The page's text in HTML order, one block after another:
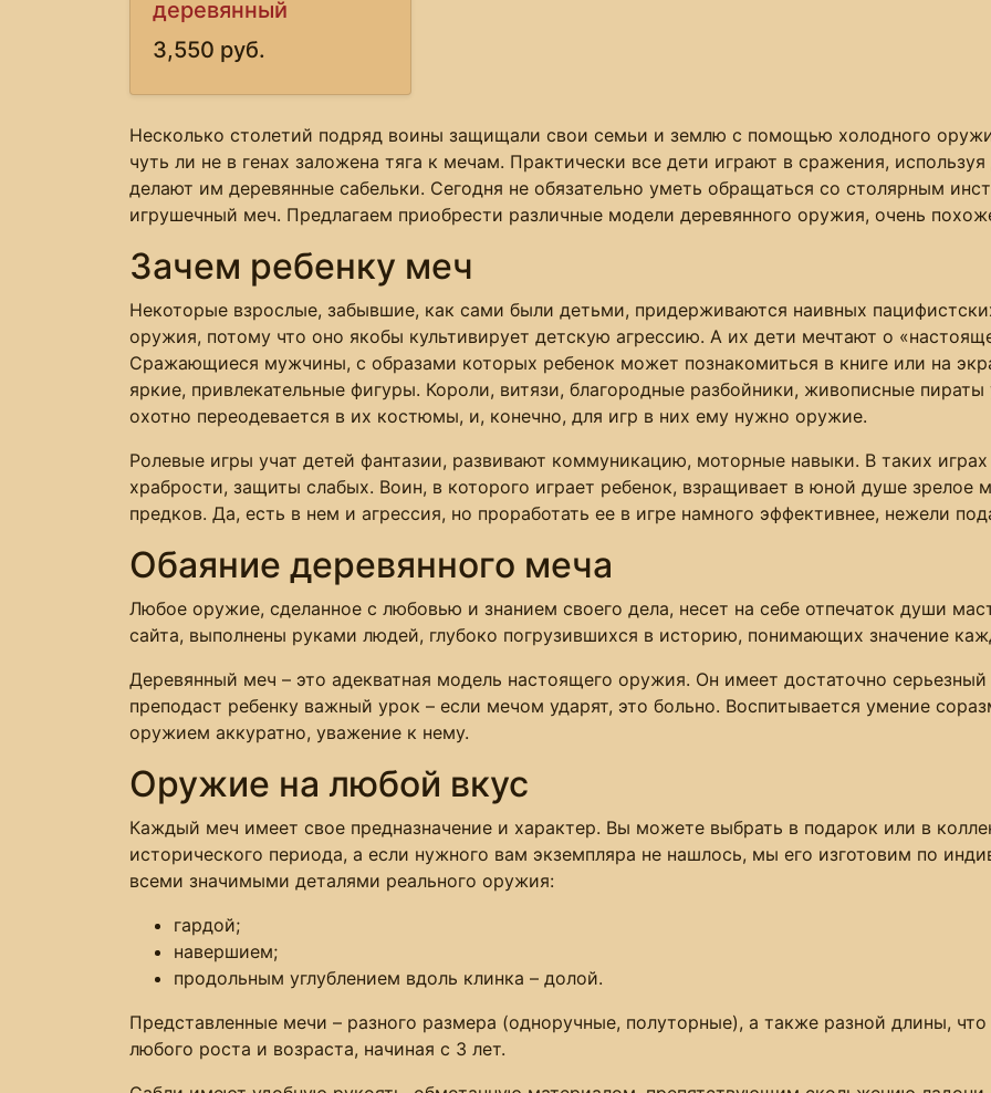
деревянный
3,550 руб.
Несколько столетий подряд воины защищали свои семьи и землю с помощью холодного
чуть ли не в генах заложена тяга к мечам. Практически все дети играют в сражения,
делают им деревянные сабельки. Сегодня не обязательно уметь обращаться со столярным
игрушечный меч. Предлагаем приобрести различные модели деревянного оружия, очень
Зачем ребенку меч
Некоторые взрослые, забывшие, как сами были детьми, придерживаются наивных
оружия, потому что оно якобы культивирует детскую агрессию. А их дети мечтают о
Сражающиеся мужчины, с образами которых ребенок может познакомиться в книге или на
яркие, привлекательные фигуры. Короли, витязи, благородные разбойники, живописные
охотно переодевается в их костюмы, и, конечно, для игр в них ему нужно оружие.
Ролевые игры учат детей фантазии, развивают коммуникацию, моторные навыки. В таких
храбрости, защиты слабых. Воин, в которого играет ребенок, взращивает в юной душе
предков. Да, есть в нем и агрессия, но проработать ее в игре намного эффективнее, нежели
Обаяние деревянного меча
Любое оружие, сделанное с любовью и знанием своего дела, несет на себе отпечаток души
сайта, выполнены руками людей, глубоко погрузившихся в историю, понимающих значение
Деревянный меч – это адекватная модель настоящего оружия. Он имеет достаточно
преподаст ребенку важный урок – если мечом ударят, это больно. Воспитывается умение
оружием аккуратно, уважение к нему.
Оружие на любой вкус
Каждый меч имеет свое предназначение и характер. Вы можете выбрать в подарок или в
исторического периода, а если нужного вам экземпляра не нашлось, мы его изготовим по
всеми значимыми деталями реального оружия:
гардой;
навершием;
продольным углублением вдоль клинка ­– долой.
Представленные мечи – разного размера (одноручные, полуторные), а также разной длины,
любого роста и возраста, начиная с 3 лет.